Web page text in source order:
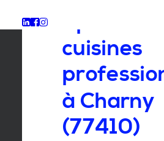
Spécialiste
cuisines
à Charny
(77410)